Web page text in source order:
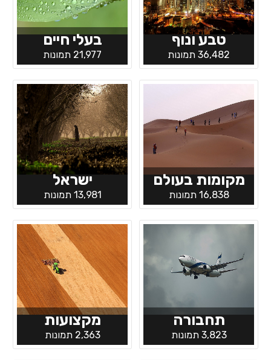
טבע ונוף
36,482 תמונות
בעלי חיים
21,977 תמונות
מקומות בעולם
16,838 תמונות
ישראל
13,981 תמונות
תחבורה
3,823 תמונות
מקצועות
2,363 תמונות